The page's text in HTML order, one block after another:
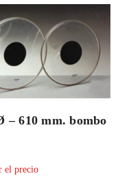
– 610 mm. bombo
el precio